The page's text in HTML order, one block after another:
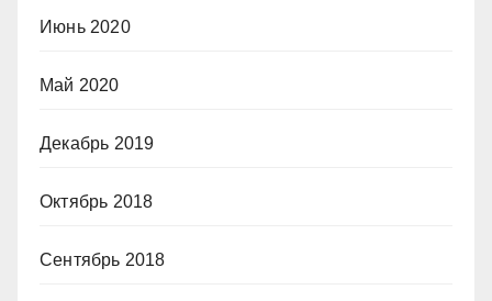
Июнь 2020
Май 2020
Декабрь 2019
Октябрь 2018
Сентябрь 2018